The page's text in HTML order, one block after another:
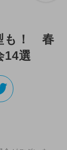
も！ 春
14選